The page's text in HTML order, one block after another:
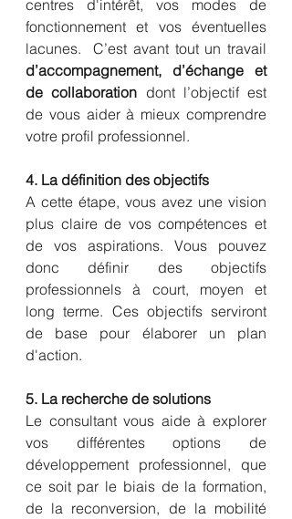
centres d'intérêt, vos modes de
fonctionnement et vos éventuelles
d’accompagnement, d’échange et
de collaboration dont l’objectif est
de vous aider à mieux comprendre
votre profil professionnel.
4. La définition des objectifs
A cette étape, vous avez une vision
plus claire de vos compétences et
de vos aspirations. Vous pouvez
donc définir des objectifs
professionnels à court, moyen et
long terme. Ces objectifs serviront
de base pour élaborer un plan
d'action.
5. La recherche de solutions
Le consultant vous aide à explorer
vos différentes options de
développement professionnel, que
ce soit par le biais de la formation,
de la reconversion, de la mobilité